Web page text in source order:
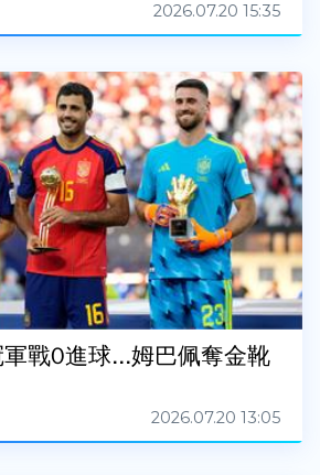
2026.07.20 15:35
戰0進球...姆巴佩奪金靴
2026.07.20 13:05